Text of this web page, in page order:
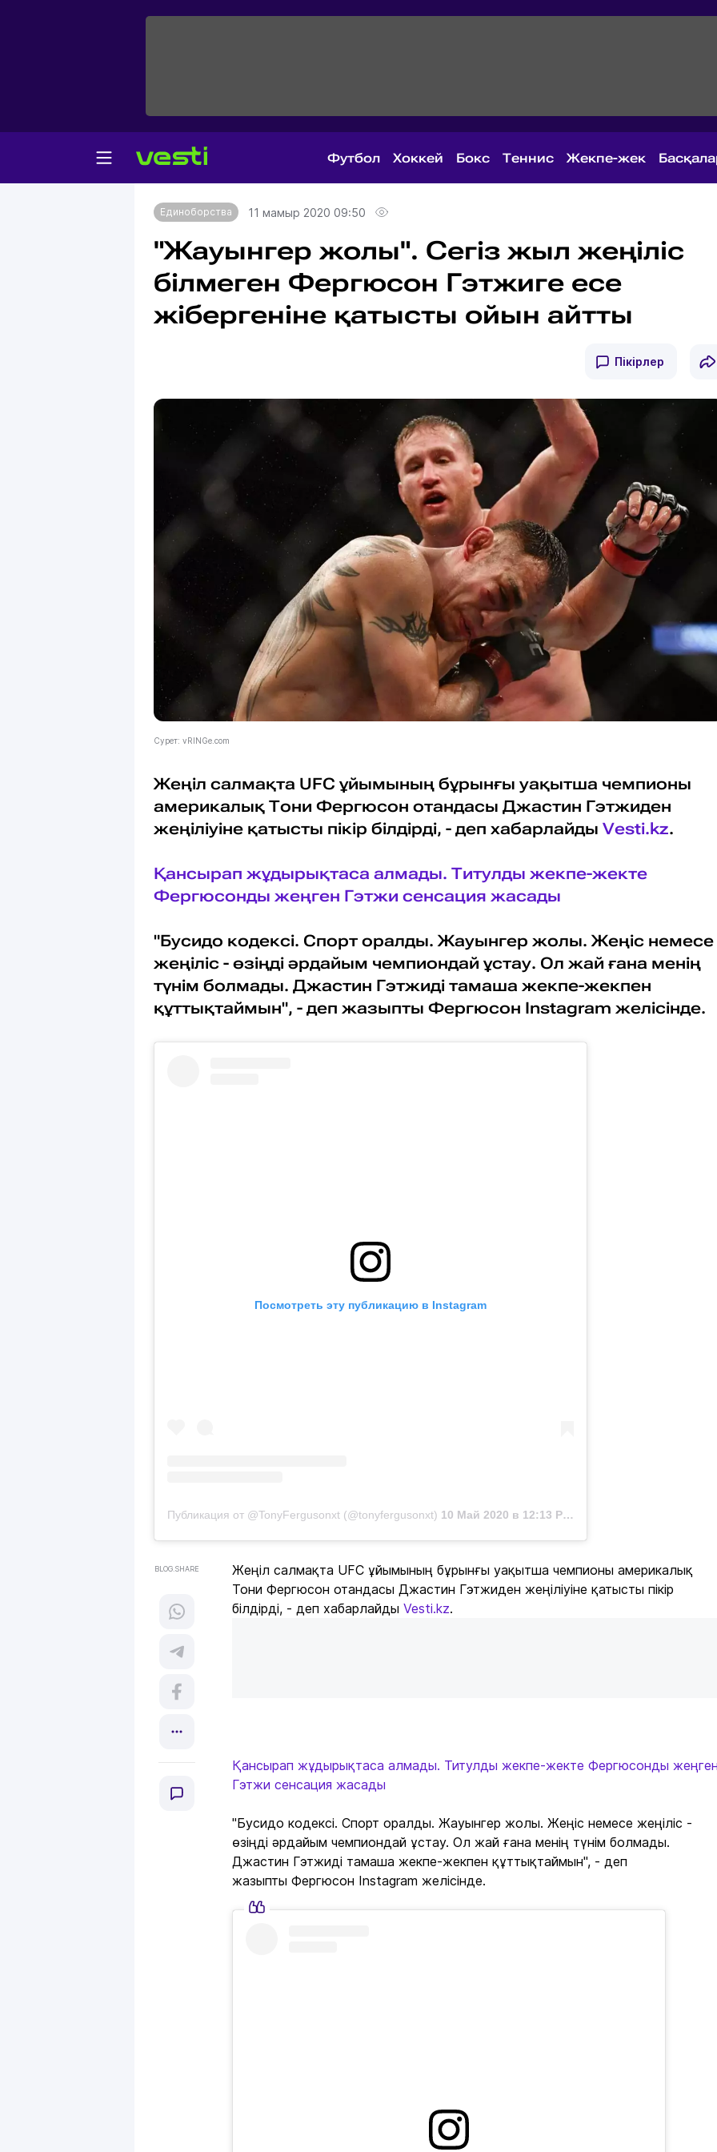
Футбол Хоккей Бокс Теннис Жекпе-жек
Главная
Единоборства
Единоборства 11 мамыр 2020 09:50
"Жауынгер жолы". Сегіз жыл жеңіліс
білмеген Фергюсон Гэтжиге есе
жібергеніне қатысты ойын айтты
Пікірлер
Сурет: vRINGe.com
Жеңіл салмақта UFC ұйымының бұрынғы уақытша чемпионы
америкалық Тони Фергюсон отандасы Джастин Гэтжиден
жеңіліуіне қатысты пікір білдірді, - деп хабарлайды Vesti.kz.
Қансырап жұдырықтаса алмады. Титулды жекпе-жекте
Фергюсонды жеңген Гэтжи сенсация жасады
"Бусидо кодексі. Спорт оралды. Жауынгер жолы. Жеңіс немесе
жеңіліс - өзіңді әрдайым чемпиондай ұстау. Ол жай ғана менің
түнім болмады. Джастин Гэтжиді тамаша жекпе-жекпен
құттықтаймын", - деп жазыпты Фергюсон Instagram желісінде.
Посмотреть эту публикацию в Instagram
Публикация от @TonyFergusonxt (@tonyfergusonxt) 10 Май 2020 в 12:13 PDT
BLOG.SHARE
Жеңіл салмақта UFC ұйымының бұрынғы уақытша чемпионы америкалық
Тони Фергюсон отандасы Джастин Гэтжиден жеңіліуіне қатысты пікір
білдірді, - деп хабарлайды Vesti.kz.
Қансырап жұдырықтаса алмады. Титулды жекпе-жекте Фергюсонды
Гэтжи сенсация жасады
"Бусидо кодексі. Спорт оралды. Жауынгер жолы. Жеңіс немесе жеңіліс -
өзіңді әрдайым чемпиондай ұстау. Ол жай ғана менің түнім болмады.
Джастин Гэтжиді тамаша жекпе-жекпен құттықтаймын", - деп
жазыпты Фергюсон Instagram желісінде.